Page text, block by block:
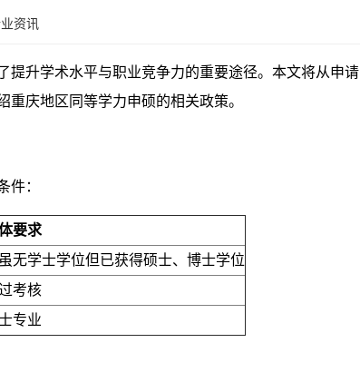
资讯
提升学术水平与职业竞争力的重要途径。本文将从申请
庆地区同等学力申硕的相关政策。
件：
要求
无学士学位但已获得硕士、博士学位
考核
专业